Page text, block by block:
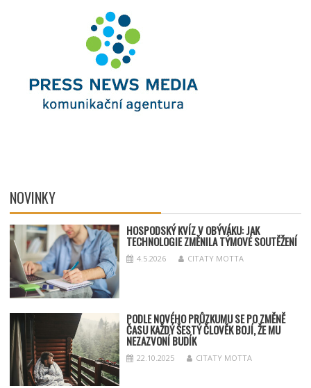
NOVINKY
HOSPODSKÝKVÍZ V OBÝVÁKU: JAK
TECHNOLOGIE ZMĚNILA TÝMOVÉ SOUTĚŽENÍ
4.5.2026 CITATY MOTTA
PODLE NOVÉHO PRŮZKUMU SE PO ZMĚNĚ
ČASU KAŽDÝ ŠESTÝ ČLOVĚK BOJÍ, ŽE MU
NEZAZVONÍ BUDÍK
22.10.2025 CITATY MOTTA